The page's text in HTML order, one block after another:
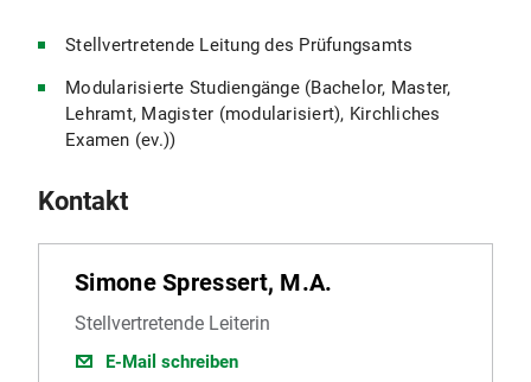
Stellvertretende Leitung des Prüfungsamts
Modularisierte Studiengänge (Bachelor, Master,
Lehramt, Magister (modularisiert), Kirchliches
Examen (ev.))
Kontakt
Simone Spressert, M.A.
Stellvertretende Leiterin
E-Mail schreiben